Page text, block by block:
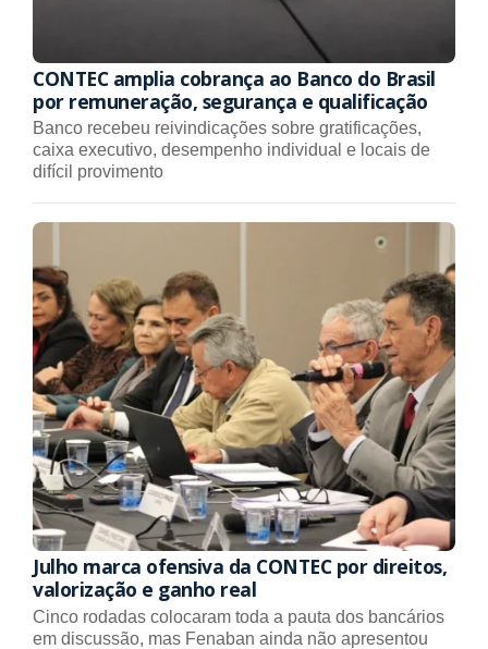
CONTEC amplia cobrança ao Banco do Brasil
por remuneração, segurança e qualificação
Banco recebeu reivindicações sobre gratificações,
caixa executivo, desempenho individual e locais de
difícil provimento
Julho marca ofensiva da CONTEC por direitos,
valorização e ganho real
Cinco rodadas colocaram toda a pauta dos bancários
em discussão, mas Fenaban ainda não apresentou